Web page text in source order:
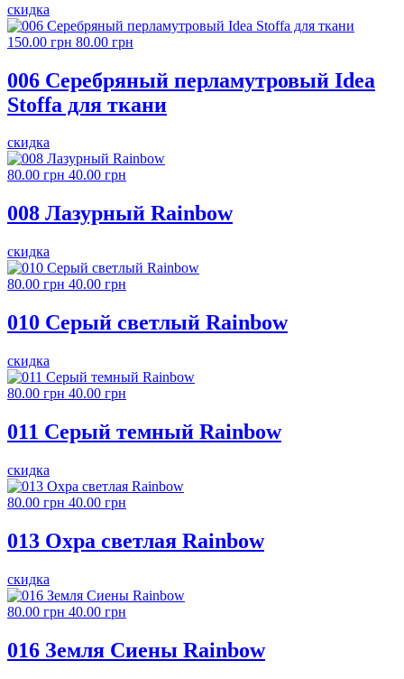
скидка
150.00 грн 80.00 грн
006 Серебряный перламутровый Idea
Stoffa для ткани
скидка
80.00 грн 40.00 грн
008 Лазурный Rainbow
скидка
80.00 грн 40.00 грн
010 Серый светлый Rainbow
скидка
80.00 грн 40.00 грн
011 Серый темный Rainbow
скидка
80.00 грн 40.00 грн
013 Охра светлая Rainbow
скидка
80.00 грн 40.00 грн
016 Земля Сиены Rainbow